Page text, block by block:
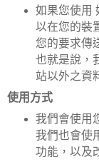
如果您使用
以在您的裝
您的要求傳
也就是說，
站以外之資
使用方式
我們會使用
我們也會使
功能，以及